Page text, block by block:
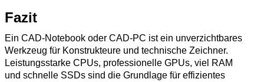
Fazit
Ein CAD‑Notebook oder CAD‑PC ist ein unverzichtbares
Werkzeug für Konstrukteure und technische Zeichner.
Leistungsstarke CPUs, professionelle GPUs, viel RAM
und schnelle SSDs sind die Grundlage für effizientes